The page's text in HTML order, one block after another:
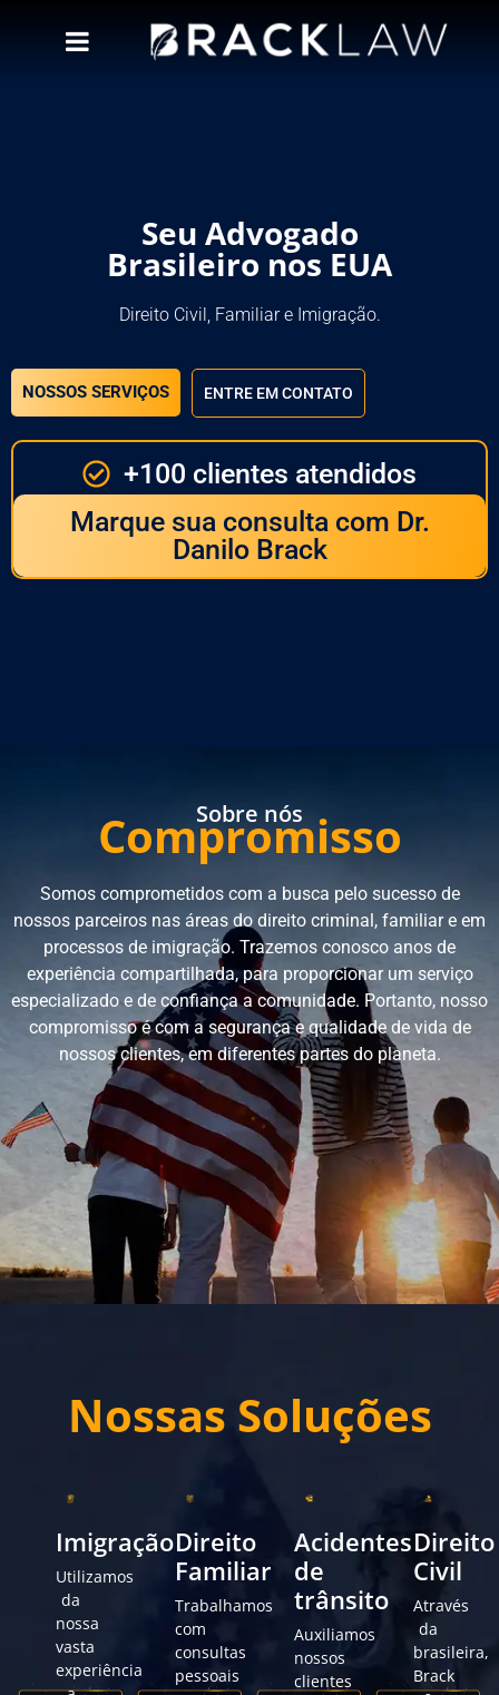
Seu Advogado
Brasileiro nos EUA
Direito Civil, Familiar e Imigração.
NOSSOS SERVIÇOS ENTRE EM CONTATO
+100 clientes atendidos
Marque sua consulta com Dr.
Danilo Brack
Sobre nós
Compromisso
Somos comprometidos com a busca pelo sucesso de
nossos parceiros nas áreas do direito criminal, familiar e em
processos de imigração. Trazemos conosco anos de
experiência compartilhada, para proporcionar um serviço
especializado e de confiança a comunidade. Portanto, nosso
compromisso é com a segurança e qualidade de vida de
nossos clientes, em diferentes partes do planeta.
Nossas Soluções
Imigração
Utilizamos
da
nossa
vasta
experiência
Direito
Familiar
Trabalhamos
com
consultas
pessoais
Acidentes
de
trânsito
Auxiliamos
nossos
clientes
Direito
Civil
Através
da
brasileira,
Brack